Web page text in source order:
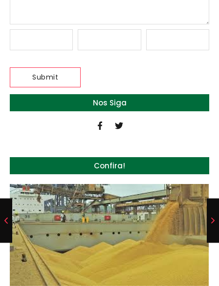
Nos Siga
Confira!